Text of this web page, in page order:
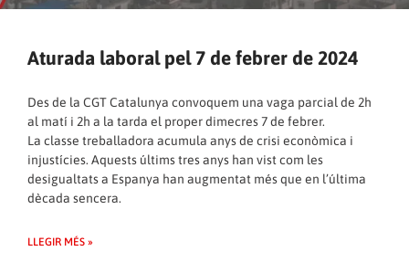
Aturada laboral pel 7 de febrer de 2024
Des de la CGT Catalunya convoquem una vaga parcial de 2h
al matí i 2h a la tarda el proper dimecres 7 de febrer.
La classe treballadora acumula anys de crisi econòmica i
injustícies. Aquests últims tres anys han vist com les
desigualtats a Espanya han augmentat més que en l’última
dècada sencera.
LLEGIR MÉS »